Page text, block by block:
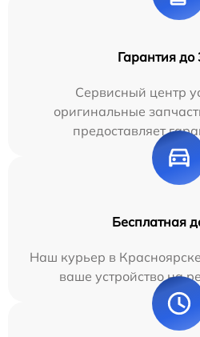
Гарантия до
Сервисный центр
оригинальные
предоставляет
Бесплатная
Наш курьер в
ваше устройство на